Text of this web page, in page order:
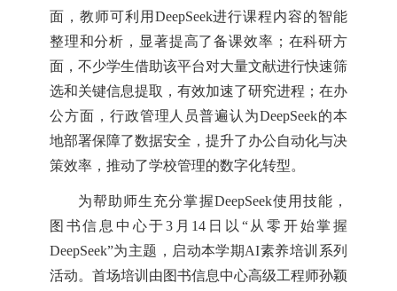
面，教师可利用DeepSeek进行课程内容的智能
整理和分析，显著提高了备课效率；在科研方
面，不少学生借助该平台对大量文献进行快速筛
选和关键信息提取，有效加速了研究进程；在办
公方面，行政管理人员普遍认为DeepSeek的本
地部署保障了数据安全，提升了办公自动化与决
策效率，推动了学校管理的数字化转型。
为帮助师生充分掌握DeepSeek使用技能，
图书信息中心于3月14日以“从零开始掌握
DeepSeek”为主题，启动本学期AI素养培训系列
活动。首场培训由图书信息中心高级工程师孙颖